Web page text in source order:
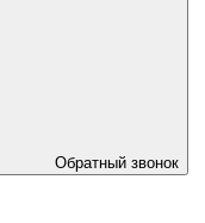
Обратный звонок